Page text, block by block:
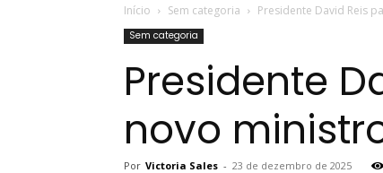
Início Sem categoria Presidente David Reis
Sem categoria
Presidente
novo
Por Victoria Sales - 23 de dezembro de 2025